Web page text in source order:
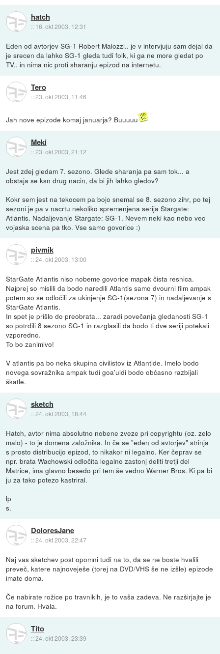
hatch
:: 16. okt 2003, 12:31
Eden od avtorjev SG-1 Robert Malozzi.. je v intervjuju sam dejal da
je srecen da lahko SG-1 gleda tudi folk, ki ga ne more gledat po
TV.. in nima nic proti sharanju epizod na internetu.
Tero
::23. okt 2003, 11:46
Jah nove epizode komaj januarja? Buuuuu
Meki
::23. okt 2003, 21:12
Jest zdej gledam 7. sezono. Glede sharanja pa sam tok... a
obstaja se ksn drug nacin, da bi jih lahko gledov?
Kokr sem jest na tekocem pa bojo snemal se 8. sezono zihr, po tej
sezoni je pa v nacrtu nekoliko spremenjena serija Stargate:
Atlantis. Nadaljevanje Stargate: SG-1. Nevem neki kao nebo vec
vojaska scena pa tko. Vse samo govorice :)
pivmik
::24. okt 2003, 13:00
StarGate Atlantis niso nobeme govorice mapak čista resnica.
Najprej so mislili da bodo naredili Atlantis samo dvourni film ampak
potem so se odločili za ukinjenje SG-1(sezona 7) in nadaljevanje s
StarGate Atlantis.
In spet je prišlo do preobrata... zaradi povečanja gledanosti SG-1
so potrdili 8 sezono SG-1 in razglasili da bodo ti dve seriji potekali
vzporedno.
To bo zanimivo!
V atlantis pa bo neka skupina civilistov iz Atlantide. Imelo bodo
novega sovražnika ampak tudi goa'uldi bodo občasno razbijali
škatle.
sketch
::24. okt 2003, 18:44
Hatch, avtor nima absolutno nobene zveze pri copyrightu (oz. zelo
malo) - to je domena založnika. In če se "eden od avtorjev" strinja
s prosto distribucijo epizod, to nikakor ni legalno. Ker čeprav se
npr. brata Wachowski odločita legalno zastonj deliti tretji del
Matrice, ima glavno besedo pri tem še vedno Warner Bros. Ki pa bi
ju za tako potezo kastriral.
lp
s.
DoloresJane
::24. okt 2003, 22:47
Naj vas sketchev post opomni tudi na to, da se ne boste hvalili
preveč, katere najnoveješe (torej na DVD/VHS še ne izšle) epizode
imate doma.
Če nabirate rožice po travnikih, je to vaša zadeva. Ne razširjajte je
na forum. Hvala.
Tito
::24. okt 2003, 23:39